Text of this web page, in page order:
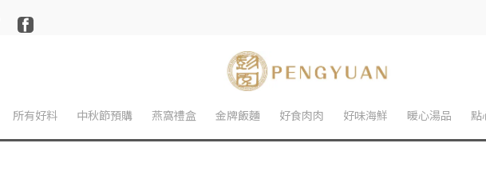
所有好料 中秋節預購 燕窩禮盒 金牌飯麵 好食肉肉 好味海鮮 暖心湯品 點